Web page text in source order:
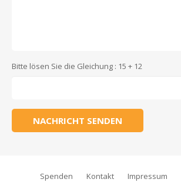
Bitte lösen Sie die Gleichung : 15 + 12
NACHRICHT SENDEN
Spenden Kontakt Impressum